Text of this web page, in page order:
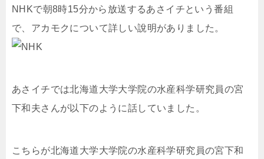
NHKで朝8時15分から放送するあさイチという番組
で、アカモクについて詳しい說明がありました。
あさイチでは北海道大学大学院の水産科学研究員の宮
下和夫さんが以下のように話していました。
こちらが北海道大学大学院の水産科学研究員の宮下和